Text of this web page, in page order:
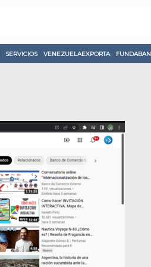
SERVICIOS VENEZUELAEXPORTA